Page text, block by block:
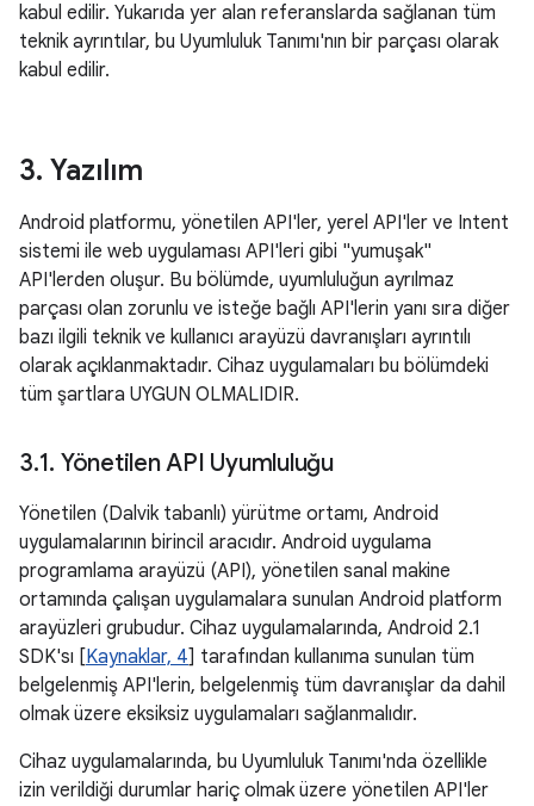
kabul edilir. Yukarıda yer alan referanslarda sağlanan tüm
teknik ayrıntılar, bu Uyumluluk Tanımı'nın bir parçası olarak
kabul edilir.
3. Yazılım
Android platformu, yönetilen API'ler, yerel API'ler ve Intent
sistemi ile web uygulaması API'leri gibi "yumuşak"
API'lerden oluşur. Bu bölümde, uyumluluğun ayrılmaz
parçası olan zorunlu ve isteğe bağlı API'lerin yanı sıra diğer
bazı ilgili teknik ve kullanıcı arayüzü davranışları ayrıntılı
olarak açıklanmaktadır. Cihaz uygulamaları bu bölümdeki
tüm şartlara UYGUN OLMALIDIR.
3.1. Yönetilen API Uyumluluğu
Yönetilen (Dalvik tabanlı) yürütme ortamı, Android
uygulamalarının birincil aracıdır. Android uygulama
programlama arayüzü (API), yönetilen sanal makine
ortamında çalışan uygulamalara sunulan Android platform
arayüzleri grubudur. Cihaz uygulamalarında, Android 2.1
SDK'sı [Kaynaklar, 4] tarafından kullanıma sunulan tüm
belgelenmiş API'lerin, belgelenmiş tüm davranışlar da dahil
olmak üzere eksiksiz uygulamaları sağlanmalıdır.
Cihaz uygulamalarında, bu Uyumluluk Tanımı'nda özellikle
izin verildiği durumlar hariç olmak üzere yönetilen API'ler